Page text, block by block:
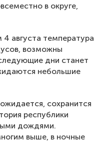
в округе,
августа температура
возможны
дни станет
небольшие
сохранится
республики
дождями.
выше, в ночные